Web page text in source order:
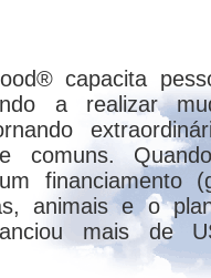
à
e João)?
para
bel-prazer
capacita
a realizar
comuns.
financiamento
animais e o
mais de